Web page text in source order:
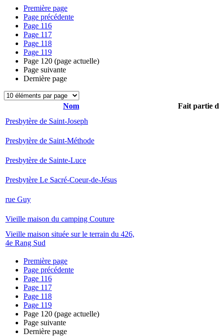
Première page
Page précédente
Page 116
Page 117
Page 118
Page 119
Page 120 (page actuelle)
Page suivante
Dernière page
Nom
Fait partie
Presbytère de Saint-Joseph
Presbytère de Saint-Méthode
Presbytère de Sainte-Luce
Presbytère Le Sacré-Coeur-de-Jésus
rue Guy
Vieille maison du camping Couture
Vieille maison située sur le terrain du 426,
4e Rang Sud
Première page
Page précédente
Page 116
Page 117
Page 118
Page 119
Page 120 (page actuelle)
Page suivante
Dernière page